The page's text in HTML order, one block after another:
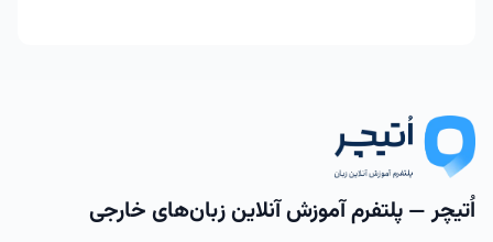
اُتیچر — پلتفرم آموزش آنلاین زبان‌های خارجی